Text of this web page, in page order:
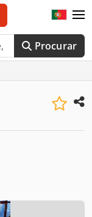
Procurar